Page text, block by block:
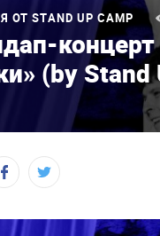
ОТ STAND UP CAMP
(by Stand